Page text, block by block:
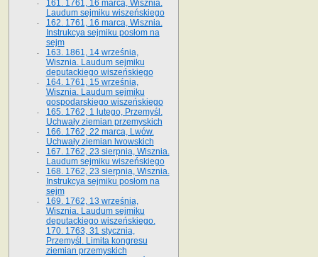
161. 1761, 16 marca, Wisznia.
Laudum sejmiku wiszeńskiego
162. 1761, 16 marca, Wisznia.
Instrukcya sejmiku posłom na
sejm
163. 1861, 14 września,
Wisznia. Laudum sejmiku
deputackiego wiszeńskiego
164. 1761, 15 września,
Wisznia. Laudum sejmiku
gospodarskiego wiszeńskiego
165. 1762, 1 lutego, Przemyśl.
Uchwały ziemian przemyskich
166. 1762, 22 marca, Lwów.
Uchwały ziemian lwowskich
167. 1762, 23 sierpnia, Wisznia.
Laudum sejmiku wiszeńskiego
168. 1762, 23 sierpnia, Wisznia.
Instrukcya sejmiku posłom na
sejm
169. 1762, 13 września,
Wisznia. Laudum sejmiku
deputackiego wiszeńskiego.
170. 1763, 31 stycznia,
Przemyśl. Limita kongresu
ziemian przemyskich